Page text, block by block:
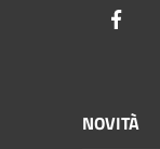
NOVITÀ